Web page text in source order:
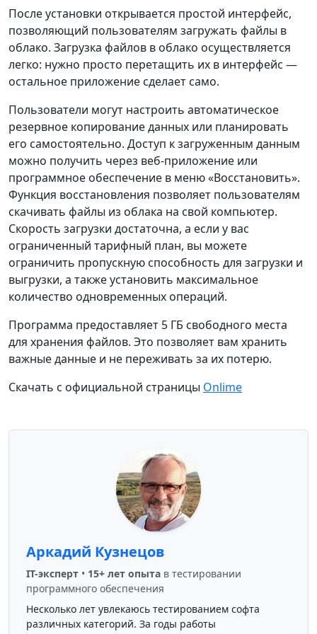
После установки открывается простой интерфейс,
позволяющий пользователям загружать файлы в
облако. Загрузка файлов в облако осуществляется
легко: нужно просто перетащить их в интерфейс —
остальное приложение сделает само.
Пользователи могут настроить автоматическое
резервное копирование данных или планировать
его самостоятельно. Доступ к загруженным данным
можно получить через веб-приложение или
программное обеспечение в меню «Восстановить».
Функция восстановления позволяет пользователям
скачивать файлы из облака на свой компьютер.
Скорость загрузки достаточна, а если у вас
ограниченный тарифный план, вы можете
ограничить пропускную способность для загрузки и
выгрузки, а также установить максимальное
количество одновременных операций.
Программа предоставляет 5 ГБ свободного места
для хранения файлов. Это позволяет вам хранить
важные данные и не переживать за их потерю.
Скачать с официальной страницы Onlime
Аркадий Кузнецов
IT-эксперт • 15+ лет опыта в тестировании
программного обеспечения
Несколько лет увлекаюсь тестированием софта
различных категорий. За годы работы